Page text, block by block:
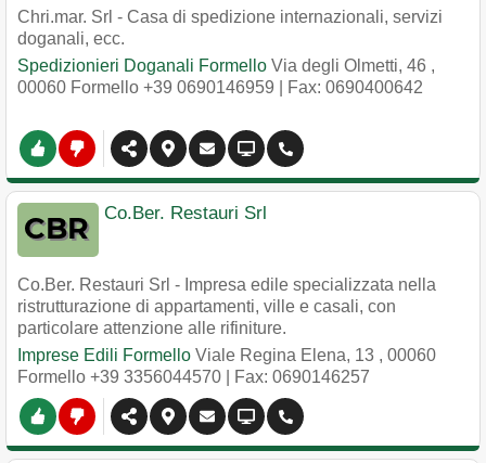
Chri.mar. Srl - Casa di spedizione internazionali, servizi
doganali, ecc.
Spedizionieri Doganali Formello Via degli Olmetti, 46 ,
00060 Formello +39 0690146959 | Fax: 0690400642
Co.Ber. Restauri Srl
Co.Ber. Restauri Srl - Impresa edile specializzata nella
ristrutturazione di appartamenti, ville e casali, con
particolare attenzione alle rifiniture.
Imprese Edili Formello Viale Regina Elena, 13 , 00060
Formello +39 3356044570 | Fax: 0690146257